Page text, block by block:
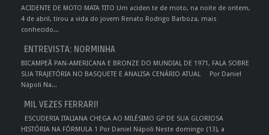
ACIDENTE DE MOTO MATA TITO Um aciden te de moto, na noite de ontem,
4 de abril, tirou a vida do jovem Renato Rodrigo Barboza, mais
conhecido...
ENTREVISTA: NORMINHA
BICAMPEÃ PAN-AMERICANA E BRONZE DO MUNDIAL DE 1971, FALA SOBRE
SUA TRAJETÓRIA NO BASQUETE E ANALISA CENÁRIO ATUAL Por Daniel
Nápoli Na...
MIL VEZES FERRARI!
ESCUDERIA ITALIANA CHEGA AO MILÉSIMO GP DE SUA GLORIOSA
HISTÓRIA NA FÓRMULA 1 Por Daniel Nápoli Neste domingo (13), a